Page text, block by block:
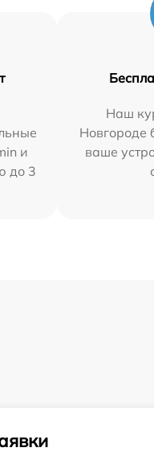
и
до 3
Наш
Новгороде
ваше